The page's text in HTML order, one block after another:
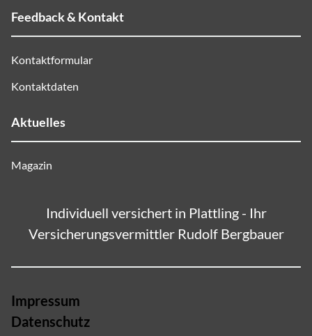
Feedback & Kontakt
Kontaktformular
Kontaktdaten
Aktuelles
Magazin
Individuell versichert in Plattling - Ihr
Versicherungsvermittler Rudolf Bergbauer
Impressum
Datenschutz